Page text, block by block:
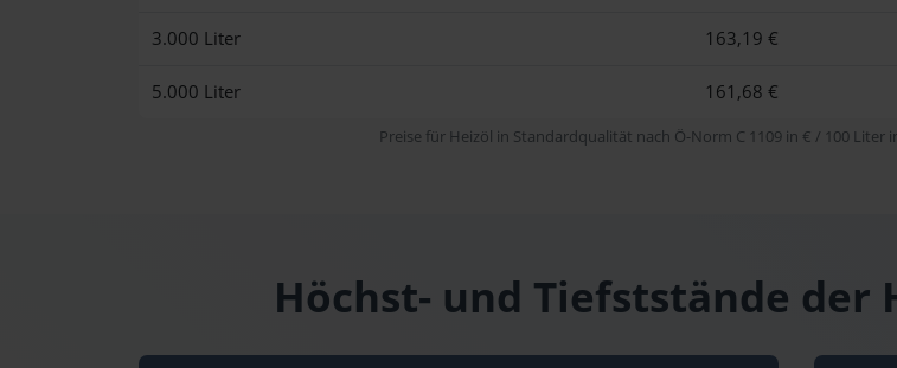
3.000 Liter 163,19 €
5.000 Liter 161,68 €
Preise für Heizöl in Standardqualität nach Ö-Norm C 1109 in € / 100 Liter
Höchst- und Tiefststände der